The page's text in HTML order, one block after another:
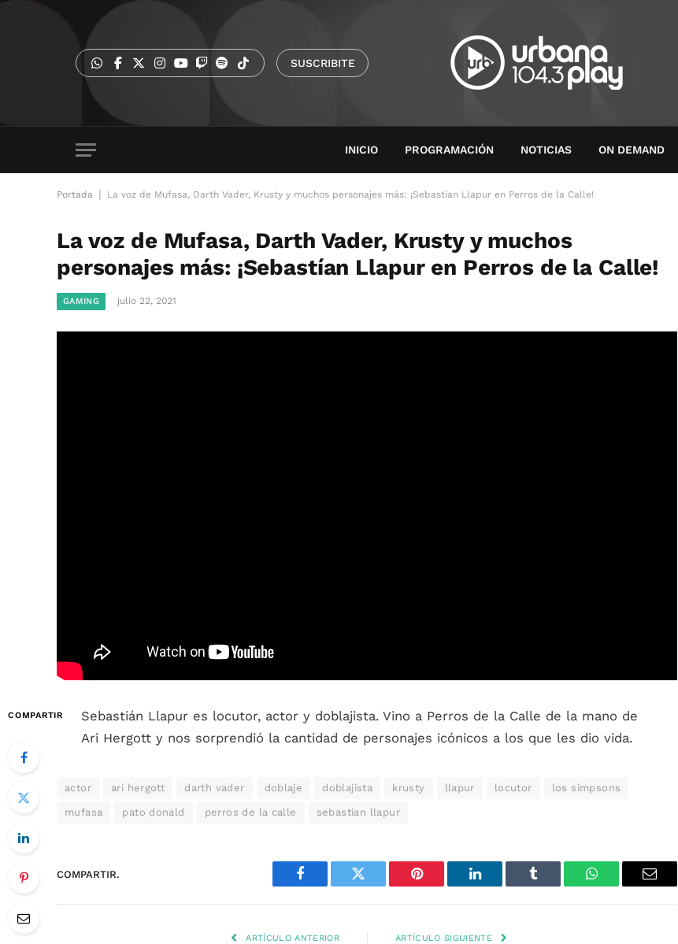
SUSCRIBITE
INICIO PROGRAMACIÓN NOTICIAS ON DEMAND
Portada La voz de Mufasa, Darth Vader, Krusty y muchos personajes más: ¡Sebastían Llapur en Perros de la Calle!
La voz de Mufasa, Darth Vader, Krusty y muchos
personajes más: ¡Sebastían Llapur en Perros de la Calle!
GAMING julio 22, 2021
COMPARTIR
Sebastián Llapur es locutor, actor y doblajista. Vino a Perros de la Calle de la mano de
Ari Hergott y nos sorprendió la cantidad de personajes icónicos a los que les dio vida.
actor ari hergott darth vader doblaje doblajista krusty llapur locutor los simpsons
mufasa pato donald perros de la calle sebastian llapur
COMPARTIR.
Facebook Twitter Pinterest LinkedIn Tumblr WhatsAppEmail
ARTÍCULO ANTERIOR ARTÍCULO SIGUIENTE